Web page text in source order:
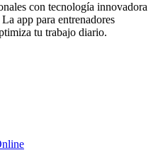
con tecnología innovadora
app para entrenadores
tu trabajo diario.